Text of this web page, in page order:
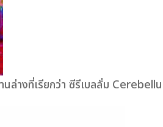
ล่างที่เรียกว่า ซีรีเบลลั่ม